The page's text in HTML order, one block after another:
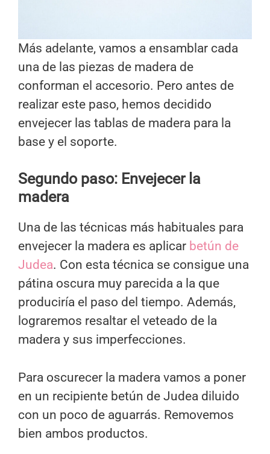
Más adelante, vamos a ensamblar cada
una de las piezas de madera de
conforman el accesorio. Pero antes de
realizar este paso, hemos decidido
envejecer las tablas de madera para la
base y el soporte.
Segundo paso: Envejecer la
madera
Una de las técnicas más habituales para
envejecer la madera es aplicar betún de
Judea. Con esta técnica se consigue una
pátina oscura muy parecida a la que
produciría el paso del tiempo. Además,
lograremos resaltar el veteado de la
madera y sus imperfecciones.
Para oscurecer la madera vamos a poner
en un recipiente betún de Judea diluido
con un poco de aguarrás. Removemos
bien ambos productos.